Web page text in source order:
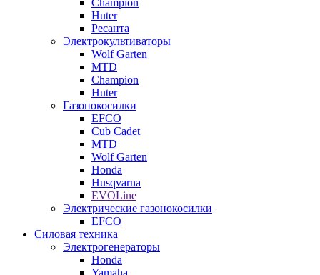
Champion
Huter
Ресанта
Электрокультиваторы
Wolf Garten
MTD
Champion
Huter
Газонокосилки
EFCO
Cub Cadet
MTD
Wolf Garten
Honda
Husqvarna
EVOLine
Электрические газонокосилки
EFCO
Силовая техника
Электрогенераторы
Honda
Yamaha